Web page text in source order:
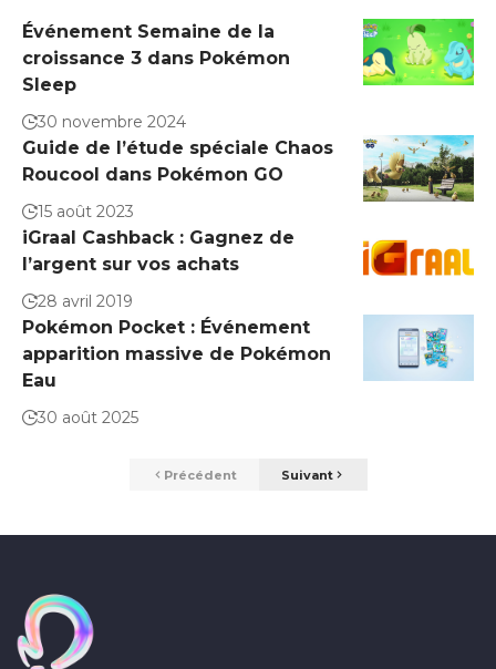
Événement Semaine de la
croissance 3 dans Pokémon
Sleep
30 novembre 2024
Guide de l’étude spéciale Chaos
Roucool dans Pokémon GO
15 août 2023
iGraal Cashback : Gagnez de
l’argent sur vos achats
28 avril 2019
Pokémon Pocket : Événement
apparition massive de Pokémon
Eau
30 août 2025
Précédent Suivant